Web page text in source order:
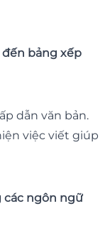
bảng xếp
dẫn văn bản.
việc viết giúp
các ngôn ngữ